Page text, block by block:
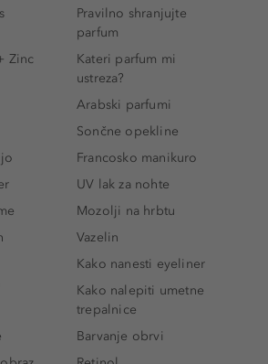
Zinc
Pravilno shranjujte
parfum
Kateri parfum mi
ustreza?
Arabski parfumi
Sončne opekline
Francosko manikuro
UV lak za nohte
Mozolji na hrbtu
Vazelin
Kako nanesti eyeliner
Kako nalepiti umetne
trepalnice
Barvanje obrvi